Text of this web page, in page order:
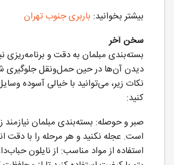
بیشتر بخوانید: باربری جنوب تهران
سخن آخر
بسته‌بندی مبلمان به دقت و برنامه‌ریزی
دیدن آن‌ها در حین حمل‌ونقل جلوگیری
نکات زیر، می‌توانید با خیالی آسوده
کنید:
صبر و حوصله: بسته‌بندی مبلمان
است. عجله نکنید و هر مرحله را با دقت
استفاده از مواد مناسب: از نایلون